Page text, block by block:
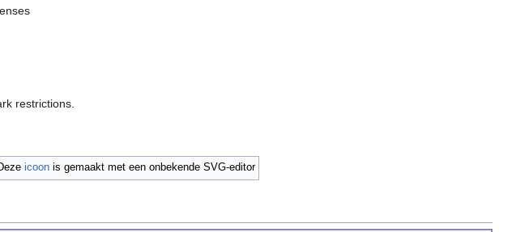
restrictions.
icoon is gemaakt met een onbekende SVG-editor